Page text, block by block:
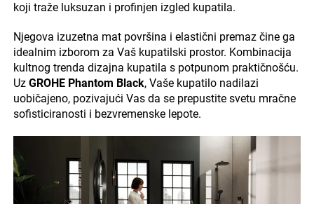
koji traže luksuzan i profinjen izgled kupatila.
Njegova izuzetna mat površina i elastični premaz čine ga
idealnim izborom za Vaš kupatilski prostor. Kombinacija
kultnog trenda dizajna kupatila s potpunom praktičnošću.
Uz GROHE Phantom Black, Vaše kupatilo nadilazi
uobičajeno, pozivajući Vas da se prepustite svetu mračne
sofisticiranosti i bezvremenske lepote.